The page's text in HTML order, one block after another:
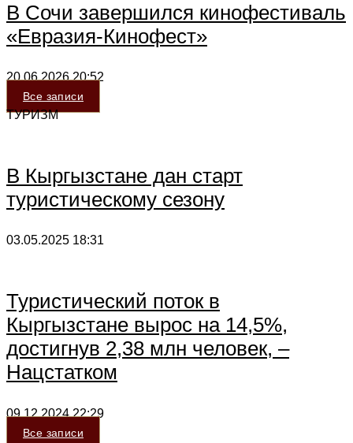
В Сочи завершился кинофестиваль
«Евразия-Кинофест»
20.06.202620:52
Все записи
ТУРИЗМ
В Кыргызстане дан старт
туристическому сезону
03.05.2025 18:31
Туристический поток в
Кыргызстане вырос на 14,5%,
достигнув 2,38 млн человек, –
Нацстатком
09.12.202422:29
Все записи